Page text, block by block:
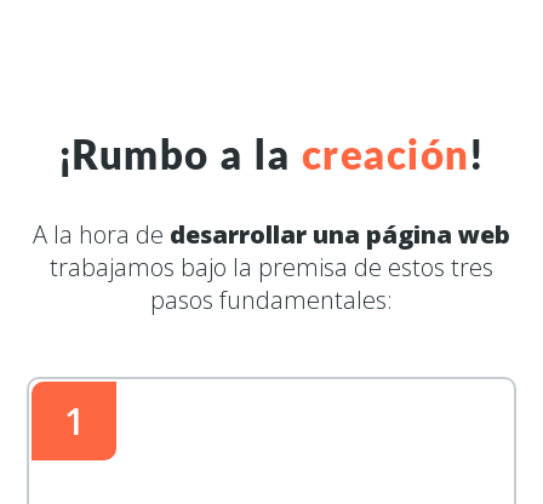
¡Rumbo a la creación!
A la hora de desarrollar una página web
trabajamos bajo la premisa de estos tres
pasos fundamentales:
1